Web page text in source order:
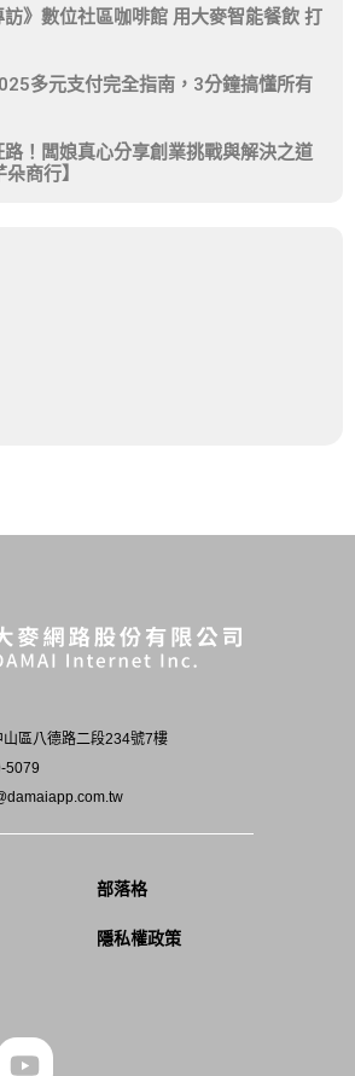
訪》數位社區咖啡館 用大麥智能餐飲 打
多元支付完全指南，3分鐘搞懂所有
路！闆娘真心分享創業挑戰與解決之道
商行】
山區八德路二段234號7樓
5079
部落格
隱私權政策